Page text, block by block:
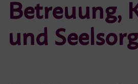
Betreuung,
und